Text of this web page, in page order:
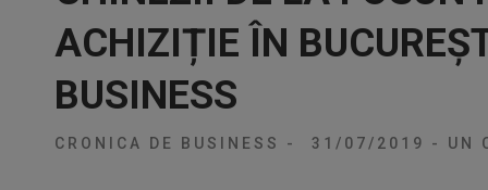
ACHIZIȚIE ÎN
BUSINESS
CRONICA DE BUSINESS - 31/07/2019 - UN